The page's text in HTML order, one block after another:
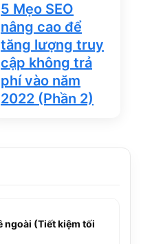
5 Mẹo SEO
nâng cao để
tăng lượng truy
cập không trả
phí vào năm
2022 (Phần 2)
ngoài (Tiết kiệm tối